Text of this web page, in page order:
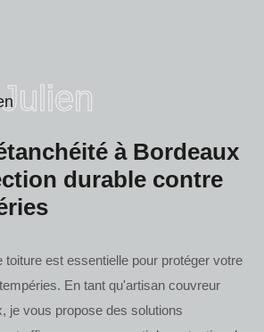
à Bordeaux
durable contre
toiture est essentielle pour protéger votre
En tant qu'artisan couvreur
je vous propose des solutions